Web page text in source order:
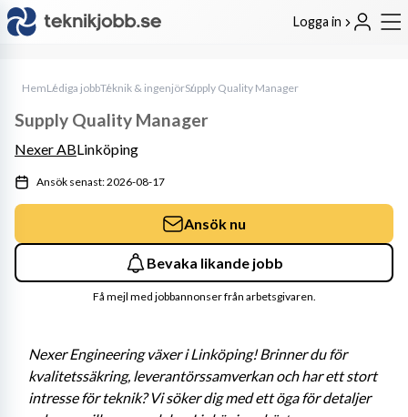
Logga in
HemLediga jobbTeknik & ingenjörSupply Quality Manager
Nexer Engineering växer i Linköping! Brinner du för
kvalitetssäkring, leverantörssamverkan och har ett stort
intresse för teknik? Vi söker dig med ett öga för detaljer
Supply Quality Manager
Nexer ABLinköping
Ansök senast: 2026-08-17
Ansök nu
Bevaka likande jobb
Få mejl med jobbannonser från arbetsgivaren.